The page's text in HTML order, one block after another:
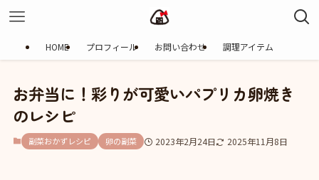
HOME プロフィール お問い合わせ 調理アイテム
お弁当に！彩りが可愛いパプリカ卵焼き
のレシピ
副菜おかずレシピ 卵の副菜 2023年2月24日 2025年11月8日